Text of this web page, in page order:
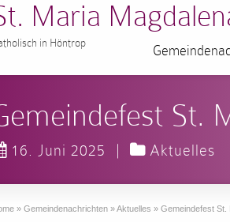
Maria
in Höntrop
St.
16. Juni 2025 | Aktuelles
» Gemeindenachrichten »Aktuelles » Gemeindefest St.